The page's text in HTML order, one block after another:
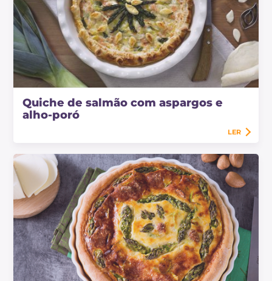
Quiche de salmão com aspargos e
alho-poró
LER